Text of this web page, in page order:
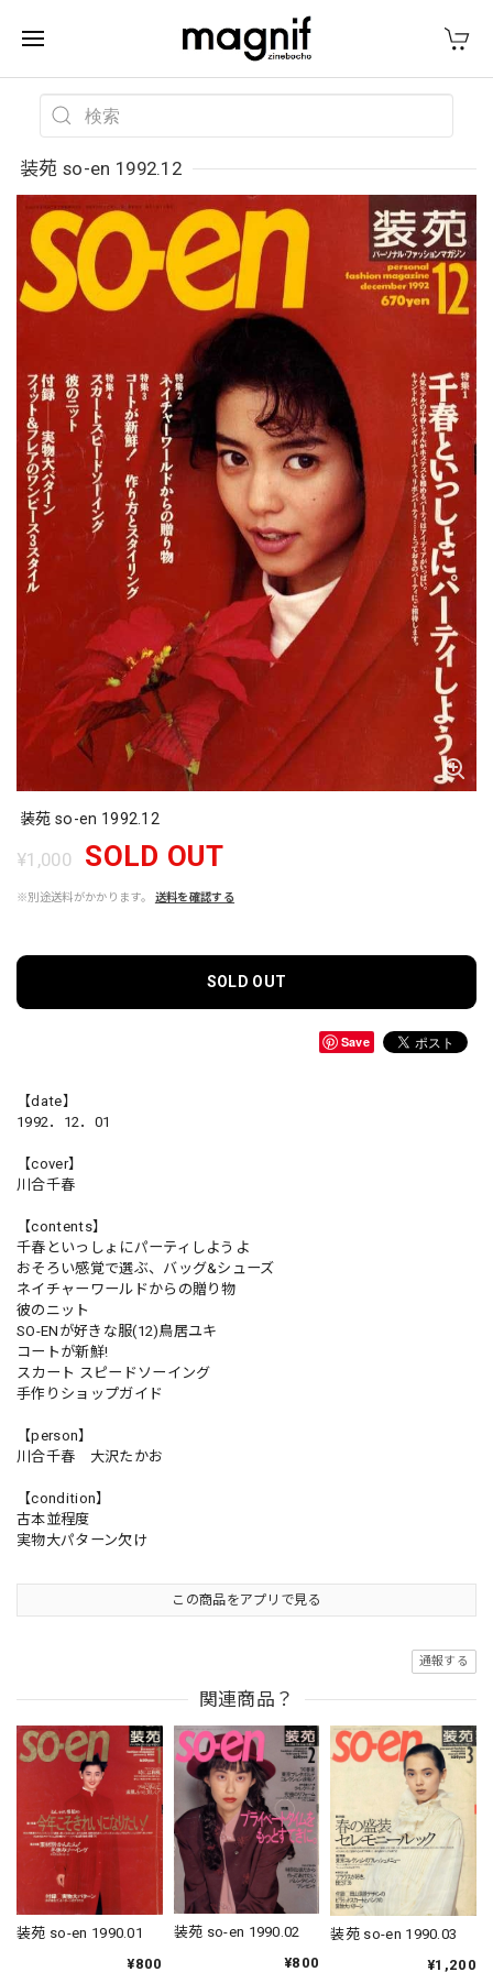
装苑 so-en 1992.12
装苑 so-en 1992.12
¥1,000 SOLD OUT
※別途送料がかかります。 送料を確認する
SOLD OUT
Save
【date】
1992．12．01
【cover】
川合千春
【contents】
千春といっしょにパーティしようよ
おそろい感覚で選ぶ、バッグ&シューズ
ネイチャーワールドからの贈り物
彼のニット
SO-ENが好きな服(12)鳥居ユキ
コートが新鮮!
スカート スピードソーイング
手作りショップガイド
【person】
川合千春 大沢たかお
【condition】
古本並程度
実物大パターン欠け
この商品をアプリで見る
通報する
関連商品？
装苑 so-en 1990.01
¥800
装苑 so-en 1990.02
¥800
装苑 so-en 1990.03
¥1,200